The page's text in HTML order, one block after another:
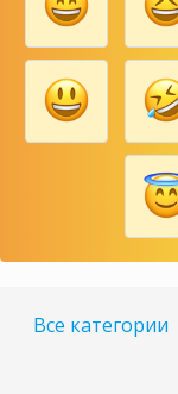
Все категории